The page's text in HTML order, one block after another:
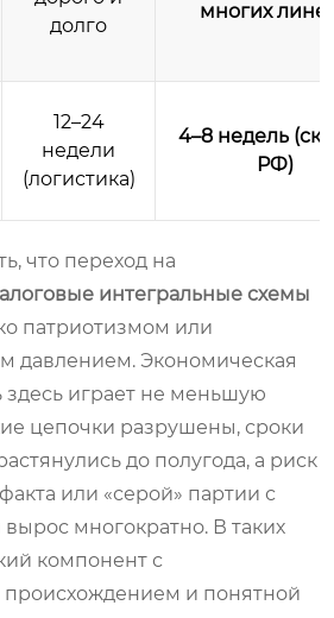
долго
многих
12–24
недели
(логистика)
4–8 недель
РФ)
что переход на
интегральные схемы
патриотизмом или
давлением. Экономическая
здесь играет не меньшую
цепочки разрушены, сроки
до полугода, а риск
или «серой» партии с
многократно. В таких
компонент с
и понятной